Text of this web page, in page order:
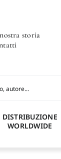
storia
DISTRIBUZIONE
WORLDWIDE